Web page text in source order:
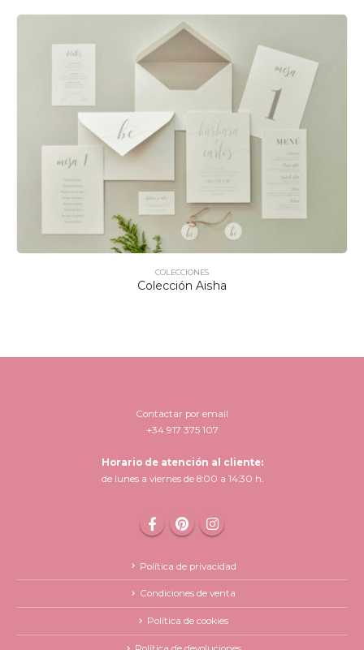
COLECCIONES
Colección Aisha
Contactar por email
+34 917 375 107
Horario de atención al cliente:
de lunes a viernes de 8:00 a 14:30 h.
Política de privacidad
Condiciones de venta
Política de cookies